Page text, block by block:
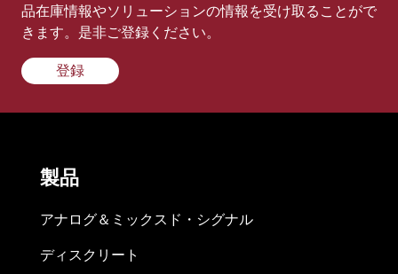
品在庫情報やソリューションの情報を受け取ることがで
きます。是非ご登録ください。
登録
製品
アナログ＆ミックスド・シグナル
ディスクリート